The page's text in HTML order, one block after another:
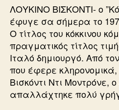
ΛΟΥΚΙΝΟ ΒΙΣΚΟΝΤΙ- ο
έφυγε σα σήμερα το
Ο τίτλος του κόκκινου
πραγματικός τίτλος
Ιταλό δημιουργό. Από
που έφερε κληρονομικά,
Βισκόντι Ντι Μοντρόνε, ο
απαλλάχτηκε πολύ